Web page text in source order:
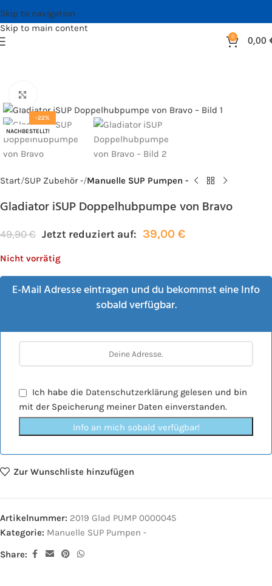
Skip to navigation
Skip to main content
0 0,00
-22%
NACHBESTELLT!
Start SUP Zubehör - Manuelle SUP Pumpen -
Gladiator iSUP Doppelhubpumpe von Bravo
49,90€ Jetzt reduziert auf: 39,00 €
Nicht vorrätig
E-Mail Adresse eintragen und du bekommst eine Info
sobald verfügbar.
Ich habe die Datenschutzerklärung gelesen und bin
mit der Speicherung meiner Daten einverstanden.
Info an mich sobald verfügbar!
Zur Wunschliste hinzufügen
Artikelnummer: 2019 Glad PUMP 0000045
Kategorie: Manuelle SUP Pumpen -
Share: